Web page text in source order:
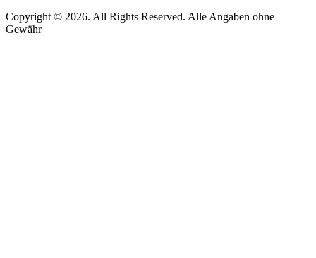
Copyright © 2026. All Rights Reserved. Alle Angaben ohne
Gewähr